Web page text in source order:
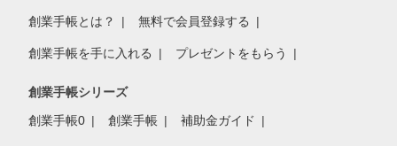
創業手帳とは？ 無料で会員登録する
創業手帳を手に入れる プレゼントをもらう
創業手帳シリーズ
創業手帳0 創業手帳 補助金ガイド